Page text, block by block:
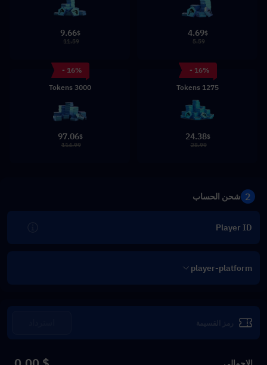
$
4.69
5.59
$
9.66
11.59
- 16%
1275 Tokens
$
24.38
28.99
- 16%
3000 Tokens
$
97.06
114.99
2 شحن الحساب
Player ID
player-platform